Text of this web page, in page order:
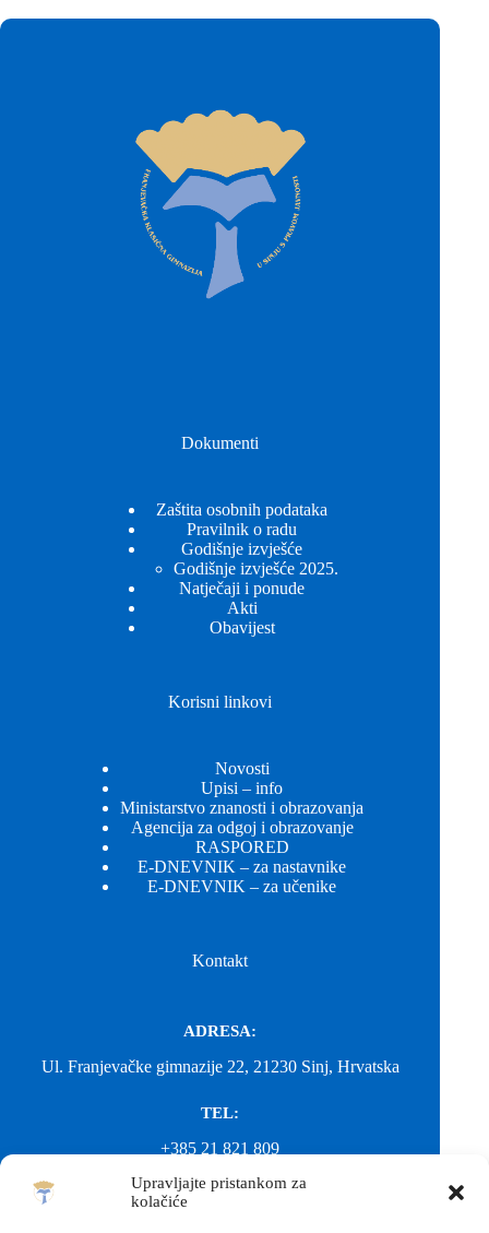
Upravljajte pristankom za
kolačiće
Dokumenti
Zaštita osobnih podataka
Pravilnik o radu
Godišnje izvješće
Godišnje izvješće 2025.
Natječaji i ponude
Akti
Obavijest
Korisni linkovi
Novosti
Upisi – info
Ministarstvo znanosti i obrazovanja
Agencija za odgoj i obrazovanje
RASPORED
E-DNEVNIK – za nastavnike
E-DNEVNIK – za učenike
Kontakt
ADRESA:
Ul. Franjevačke gimnazije 22, 21230 Sinj, Hrvatska
TEL:
+385 21 821 809
EMAIL: